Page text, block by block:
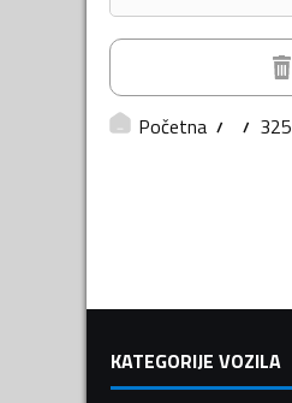
Početna 325
KATEGORIJE VOZILA